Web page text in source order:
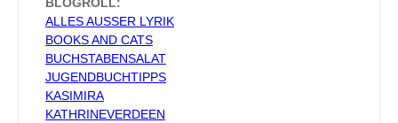
ALLES AUSSER LYRIK
BOOKS AND CATS
BUCHSTABENSALAT
JUGENDBUCHTIPPS
KASIMIRA
KATHRINEVERDEEN